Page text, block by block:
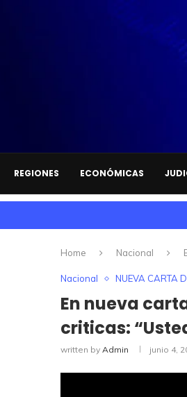
REGIONES ECONÓMICAS
Home Nacional
Nacional NUEVA CARTA
En nueva
criticas:
written by Admin junio 4,